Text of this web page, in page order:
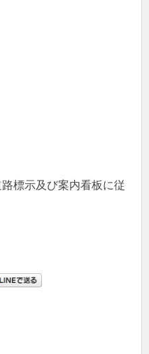
標示及び案内看板に従